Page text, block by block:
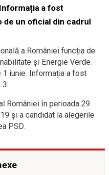
a fost
un oficial din cadrul
a României funcția de
și Energie Verde.
1 iunie. Informația a fost
României în perioada 29
și a candidat la alegerile
PSD.